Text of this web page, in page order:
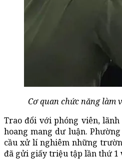
Cơ quan chức năng làm
Trao đổi với phóng viên,
hoang mang dư luận.
cầu xử lí nghiêm những
đã gửi giấy triệu tập lần thứ 1